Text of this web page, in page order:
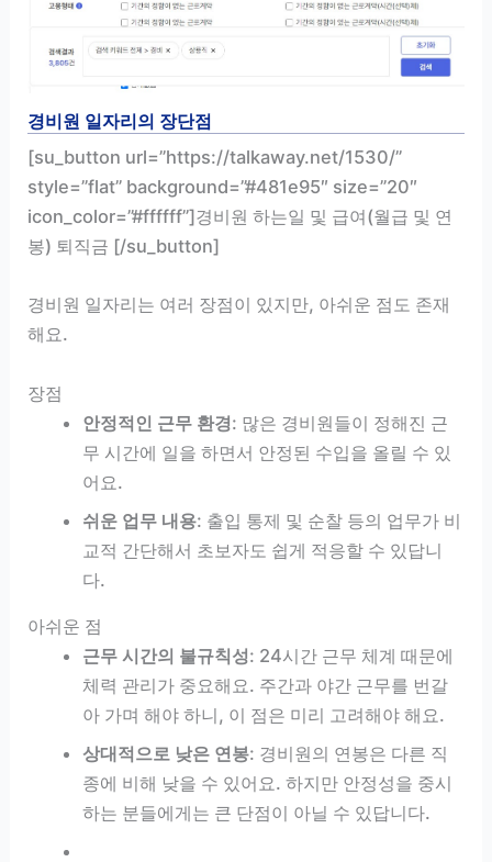
경비원 일자리의 장단점
[su_button url=”https://talkaway.net/1530/”
style=”flat” background=”#481e95″ size=”20″
icon_color=”#ffffff”]경비원 하는일 및 급여(월급 및 연
봉) 퇴직금 [/su_button]
경비원 일자리는 여러 장점이 있지만, 아쉬운 점도 존재
해요.
장점
안정적인 근무 환경: 많은 경비원들이 정해진 근
무 시간에 일을 하면서 안정된 수입을 올릴 수 있
어요.
쉬운 업무 내용: 출입 통제 및 순찰 등의 업무가 비
교적 간단해서 초보자도 쉽게 적응할 수 있답니
다.
아쉬운 점
근무 시간의 불규칙성: 24시간 근무 체계 때문에
체력 관리가 중요해요. 주간과 야간 근무를 번갈
아 가며 해야 하니, 이 점은 미리 고려해야 해요.
상대적으로 낮은 연봉: 경비원의 연봉은 다른 직
종에 비해 낮을 수 있어요. 하지만 안정성을 중시
하는 분들에게는 큰 단점이 아닐 수 있답니다.